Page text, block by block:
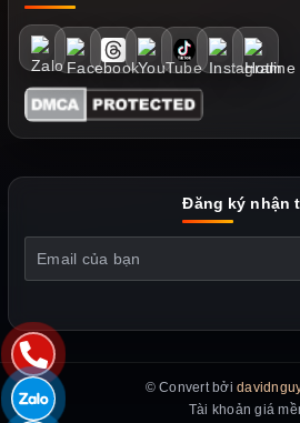
Đăng ký nhận
© Convert bởi
Tài khoản giá